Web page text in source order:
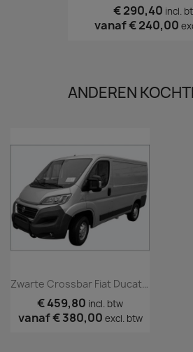
€ 290,40 incl.
vanaf€ 240,00
ANDEREN
Zwarte Crossbar Fiat Ducato 2014 Tm 2023 (TÜV)
€ 459,80 incl. btw
vanaf€ 380,00 excl. btw